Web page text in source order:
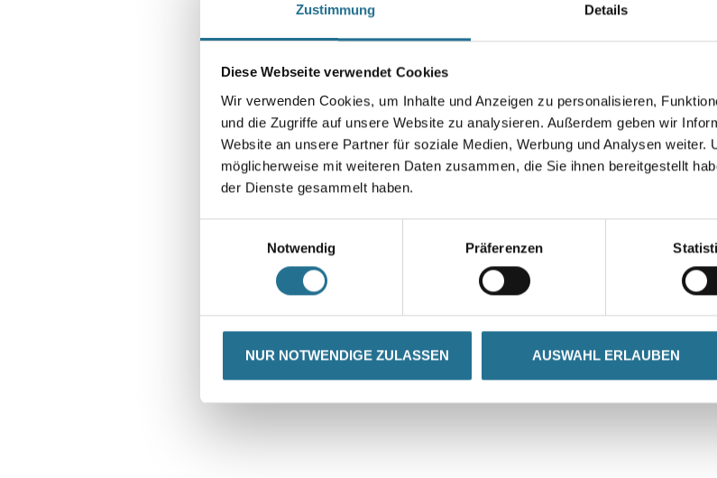
Zustimmung Details
Diese Webseite verwendet Cookies
Wir verwenden Cookies, um Inhalte und Anzeigen zu personalisieren,
und die Zugriffe auf unsere Website zu analysieren. Außerdem geben wir
Website an unsere Partner für soziale Medien, Werbung und Analysen weiter.
möglicherweise mit weiteren Daten zusammen, die Sie ihnen bereitgestellt
der Dienste gesammelt haben.
Notwendig
Präferenzen
NUR NOTWENDIGE ZULASSEN AUSWAHL ERLAUBEN
und
Verkauf- und
Zur